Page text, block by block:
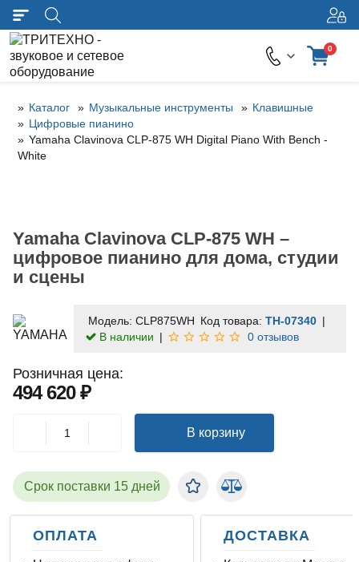
0
Каталог Музыкальные инструменты
Клавишные
Цифровые пианино
Yamaha Clavinova CLP-875 WH Digital Piano With Bench -
White
Yamaha Clavinova CLP-875 WH –
цифровое пианино для дома, студии
и сцены
Модель: CLP875WH Код товара: TH-07340
В наличии
0 отзывов
Розничная цена:
494 620 ₽
В корзину
Срок поставки 15 дней
ОПЛАТА ДОСТАВКА